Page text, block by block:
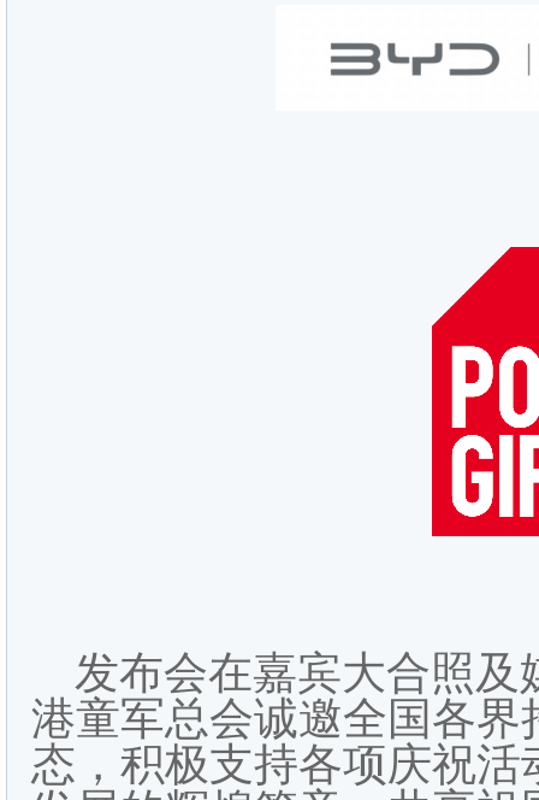
发布会在嘉宾大合照
港童军总会诚邀全国各
态，积极支持各项庆祝